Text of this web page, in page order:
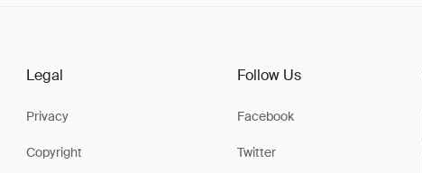
Legal
Privacy
Copyright
Follow Us
Facebook
Twitter